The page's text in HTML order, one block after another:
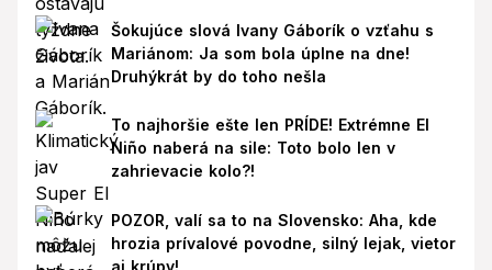
Šokujúce slová Ivany Gáborík o vzťahu s
Mariánom: Ja som bola úplne na dne!
Druhýkrát by do toho nešla
To najhoršie ešte len PRÍDE! Extrémne El
Niño naberá na sile: Toto bolo len v
zahrievacie kolo?!
POZOR, valí sa to na Slovensko: Aha, kde
hrozia prívalové povodne, silný lejak, vietor
aj krúpy!